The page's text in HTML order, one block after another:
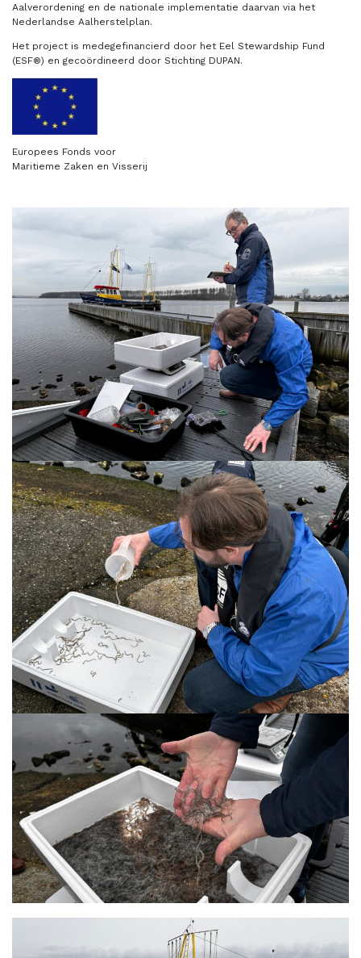
Aalverordening en de nationale implementatie daarvan via het
Nederlandse Aalherstelplan.
Het project is medegefinancierd door het Eel Stewardship Fund
(ESF®) en gecoördineerd door Stichting DUPAN.
Europees Fonds voor
Maritieme Zaken en Visserij